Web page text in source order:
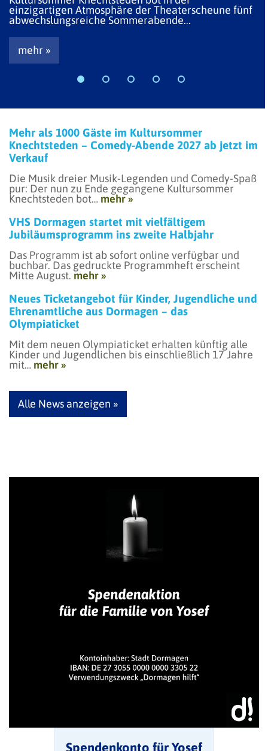
einzigartigen Atmosphäre der Theaterscheune fünf
abwechslungsreiche Sommerabende...
mehr »
Mehr als 1000 Gäste im Kultursommer
Knechtsteden – Comedy-Abende 2027 ab jetzt im
Verkauf
Die Musik dreier Musik-Legenden und Comedy-Spaß
pur: Der nun zu Ende gegangene Kultursommer
Knechtsteden bot… mehr »
VHS Dormagen startet mit vielfältigem
Jubiläumsprogramm ins zweite Halbjahr
Das Programm ist ab sofort online verfügbar und
buchbar. Das gedruckte Programmheft erscheint
Mitte August. mehr »
Neues Ticketangebot für Kinder, Jugendliche und
Ehrenamtliche aus Dormagen – das
Olympiaticket
Mit dem neuen Olympiaticket erhalten künftig alle
Kinder und Jugendlichen bis einschließlich 17 Jahre
mit… mehr »
Alle News anzeigen »
Spendenkonto für Yosef